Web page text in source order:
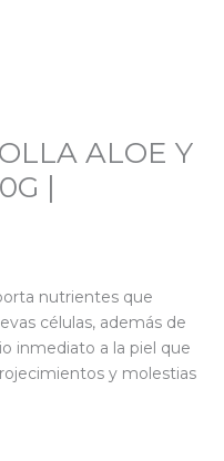
ALOE Y
|
nutrientes que
células, además de
inmediato a la piel que
y molestias